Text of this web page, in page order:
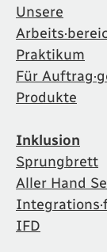
Unsere
Praktikum
Für
Produkte
Inklusion
Sprungbrett
Aller Hand
IFD